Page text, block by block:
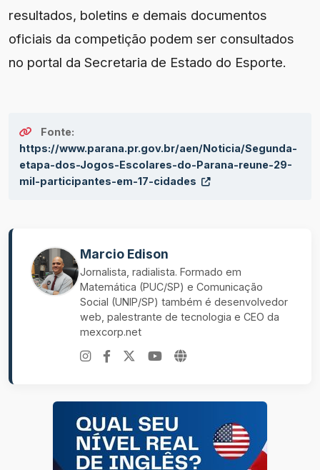
resultados, boletins e demais documentos
oficiais da competição podem ser consultados
no portal da Secretaria de Estado do Esporte.
Fonte:
https://www.parana.pr.gov.br/aen/Noticia/Segunda-
etapa-dos-Jogos-Escolares-do-Parana-reune-29-
mil-participantes-em-17-cidades
Marcio Edison
Jornalista, radialista. Formado em
Matemática (PUC/SP) e Comunicação
Social (UNIP/SP) também é desenvolvedor
web, palestrante de tecnologia e CEO da
mexcorp.net